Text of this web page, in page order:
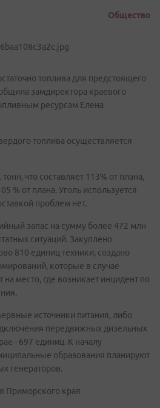
Общество
топлива для предстоящего
замдиректора краевого
ресурсам Елена
топлива осуществляется
что составляет 113% от плана,
% от плана. Уголь используется
проблем нет.
запас на сумму более 472 млн
ситуаций. Закуплено
810 единиц техники, создано
которые в случае
место, где возникает инцидент по
источники питания, либо
передвижных дизельных
- 697 единиц. К началу
образования планируют
генераторов.
Приморского края